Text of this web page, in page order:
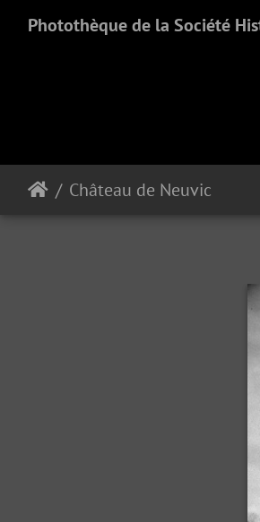
Photothèque de la Société
Château de Neuvic